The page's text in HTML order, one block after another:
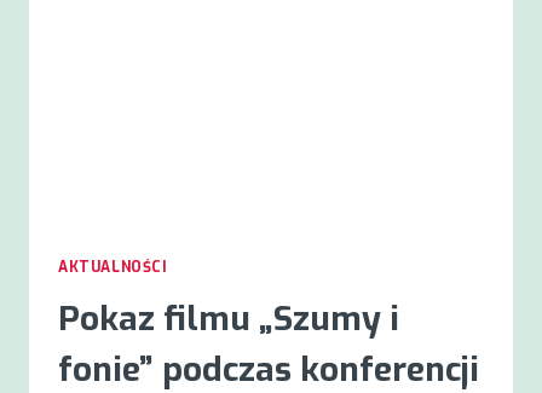
AKTUALNOŚCI
Pokaz filmu „Szumy i
fonie” podczas konferencji